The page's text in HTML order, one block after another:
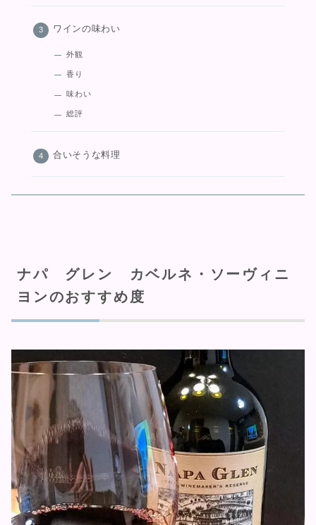
ワインの味わい
外観
香り
味わい
総評
合いそうな料理
ナパ グレン カベルネ・ソーヴィニ
ヨンのおすすめ度